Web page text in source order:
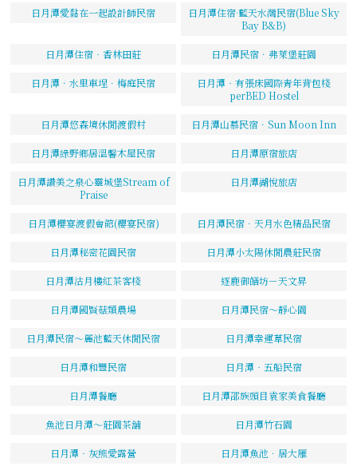
日月潭愛黏在一起設計師民宿
日月潭住宿·藍天水灣民宿(Blue Sky
Bay B&B)
日月潭住宿‧香林田莊 日月潭民宿．弗萊堡莊園
日月潭．水里車埕．梅庭民宿
日月潭‧有張床國際青年背包棧
perBED Hostel
日月潭悠森境休閒渡假村 日月潭山慕民宿．Sun Moon Inn
日月潭綠野鄉居溫馨木屋民宿 日月潭原宿旅店
日月潭讚美之泉心靈城堡Stream of
Praise
日月潭湖悅旅店
日月潭櫻宴渡假會館(櫻宴民宿) 日月潭民宿．天月水色精品民宿
日月潭秘密花園民宿 日月潭小太陽休閒農莊民宿
日月潭沽月樓紅茶客棧 逐鹿御饍坊－天文昇
日月潭國賢菇類農場 日月潭民宿～靜心園
日月潭民宿～麗池藍天休閒民宿 日月潭幸運草民宿
日月潭和豐民宿 日月潭‧五船民宿
日月潭餐廳 日月潭邵族頭目袁家美食餐廳
魚池日月潭～莊園茶舖 日月潭竹石園
日月潭‧灰熊愛露營 日月潭魚池．居大雁